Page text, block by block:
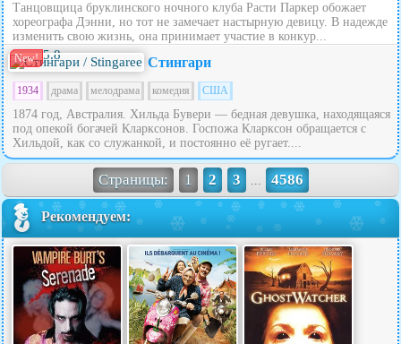
Танцовщица бруклинского ночного клуба Расти Паркер обожает
хореографа Дэнни, но тот не замечает настырную девицу. В надежде
изменить свою жизнь, она принимает участие в конкур...
New! 5.8 Стингари
1934 драма мелодрама комедия США
1874 год, Австралия. Хильда Бувери — бедная девушка, находящаяся
под опекой богачей Кларксонов. Госпожа Кларксон обращается с
Хильдой, как со служанкой, и постоянно её ругает....
Страницы: 1 2 3 ... 4586
Рекомендуем: